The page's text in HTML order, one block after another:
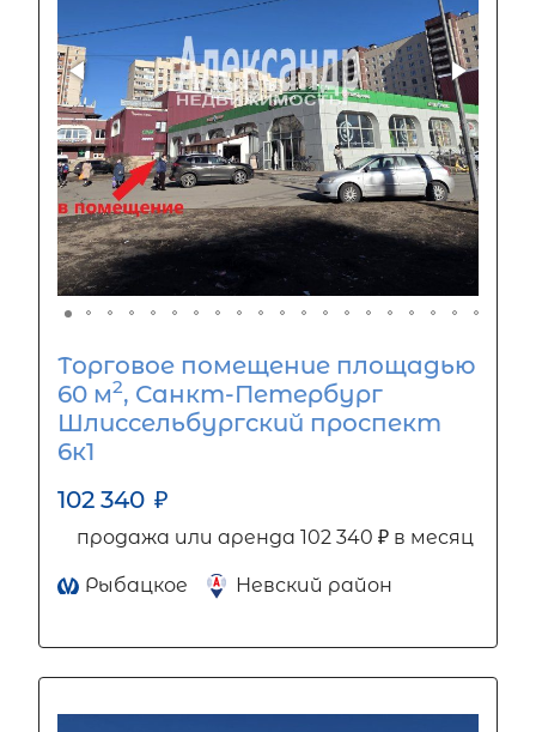
Торговое помещение площадью
60 м2, Санкт-Петербург
Шлиссельбургский проспект
6к1
102 340 ₽
продажа или аренда 102 340 ₽ в месяц
Рыбацкое Невский район